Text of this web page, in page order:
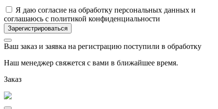
Я даю согласие на обработку персональных данных и
соглашаюсь с политикой конфиденциальности
Ваш заказ и заявка на регистрацию поступили в обработку
Наш менеджер свяжется с вами в ближайшее время.
Заказ